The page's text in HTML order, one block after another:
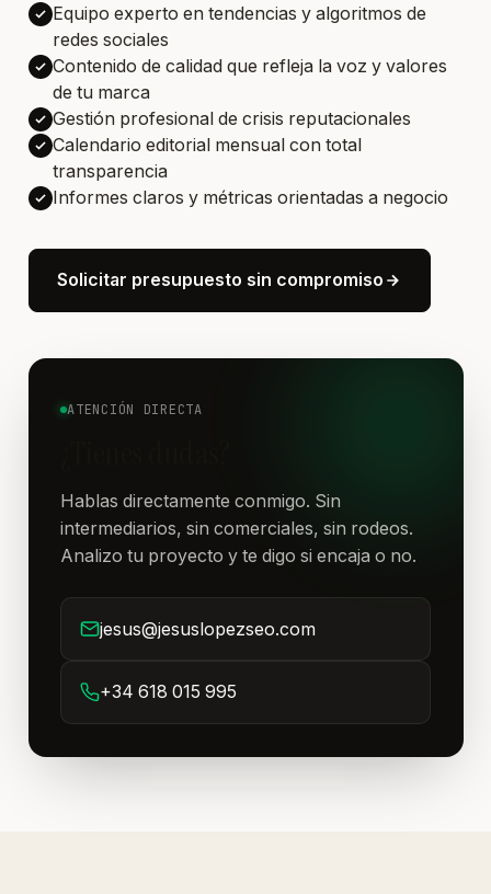
Equipo experto en tendencias y algoritmos de
redes sociales
Contenido de calidad que refleja la voz y valores
de tu marca
Gestión profesional de crisis reputacionales
Calendario editorial mensual con total
transparencia
Informes claros y métricas orientadas a negocio
Solicitar presupuesto sin compromiso
ATENCIÓN DIRECTA
Hablas directamente conmigo. Sin
intermediarios, sin comerciales, sin rodeos.
Analizo tu proyecto y te digo si encaja o no.
jesus@jesuslopezseo.com
+34 618 015 995